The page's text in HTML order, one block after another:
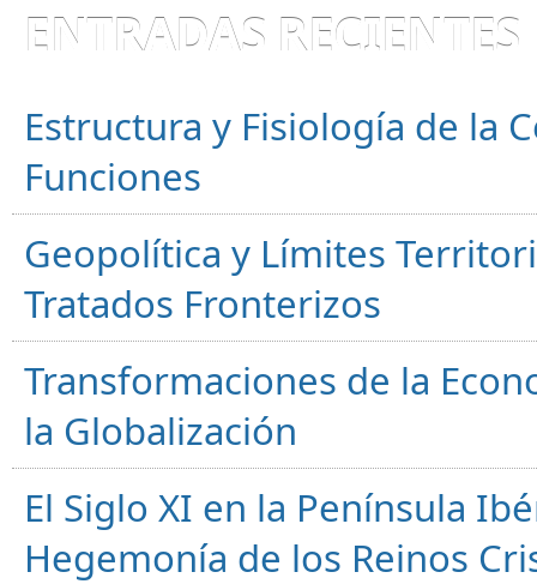
ENTRADAS RECIENTES
Estructura y Fisiología de la
Funciones
Geopolítica y Límites
Tratados Fronterizos
Transformaciones de la
la Globalización
El Siglo XI en la Península
Hegemonía de los Reinos